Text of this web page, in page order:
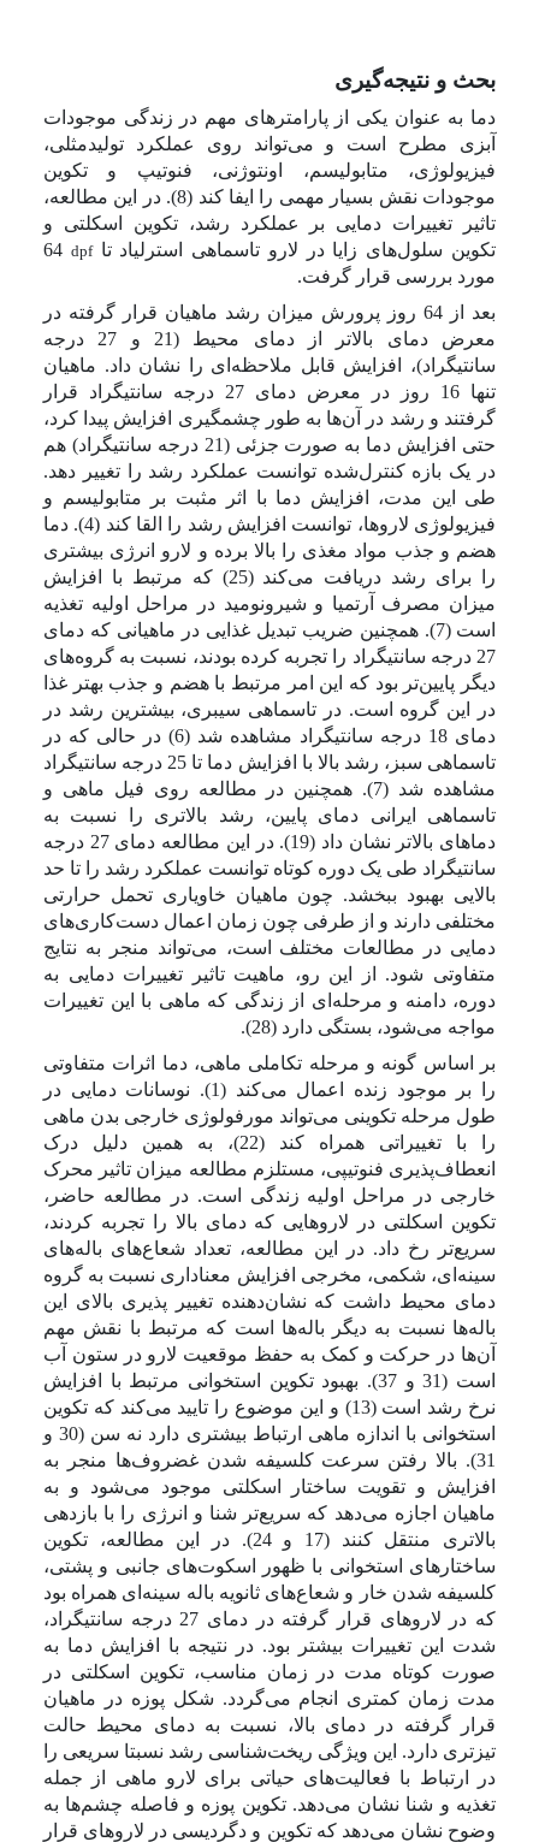
بحث و نتیجه‌گیری
دما به عنوان یکی از پارامترهای مهم در زندگی موجودات
آبزی مطرح است و می‌تواند روی عملکرد تولید‌مثلی،
فیزیولوژی، متابولیسم، اونتوژنی، فنوتیپ و تکوین
موجودات نقش بسیار مهمی را ایفا کند (8). در این مطالعه،
تاثیر تغییرات دمایی بر عملکرد رشد، تکوین اسکلتی و
تکوین سلول‌های زایا در لارو تاسماهی استرلیاد تاdpf
64
مورد بررسی قرار گرفت.
بعد از 64 روز پرورش میزان رشد ماهیان قرار گرفته در
معرض دمای بالاتر از دمای محیط (21 و 27 درجه
سانتیگراد)، افزایش قابل ملاحظه‌ای را نشان داد. ماهیان
تنها 16 روز در معرض دمای 27 درجه سانتیگراد قرار
گرفتند و رشد در آن‌ها به طور چشمگیری افزایش پیدا کرد،
حتی افزایش دما به صورت جزئی (21 درجه سانتیگراد) هم
در یک بازه کنترل‌شده توانست عملکرد رشد را تغییر دهد.
طی این مدت، افزایش دما با اثر مثبت بر متابولیسم و
فیزیولوژی لاروها، توانست افزایش رشد را القا کند (4). دما
هضم و جذب مواد مغذی را بالا برده و لارو انرژی بیشتری
را برای رشد دریافت می‌کند (25) که مرتبط با افزایش
میزان مصرف آرتمیا و شیرونومید در مراحل اولیه تغذیه
است
(7). همچنین ضریب تبدیل غذایی در ماهیانی که دمای
27 درجه سانتیگراد را تجربه کرده بودند، نسبت به گروه‌های
دیگر پایین‌تر بود که این امر مرتبط با هضم و جذب بهتر غذا
در این گروه است. در تاسماهی سیبری، بیشترین رشد در
دمای 18 درجه سانتیگراد مشاهده شد (6) در حالی که در
تاسماهی سبز، رشد بالا با افزایش دما تا 25 درجه سانتیگراد
مشاهده شد (7). همچنین در مطالعه روی فیل ماهی و
تاسماهی ایرانی دمای پایین، رشد بالاتری را نسبت به
دماهای بالاتر نشان داد (19). در این مطالعه دمای 27 درجه
سانتیگراد طی یک دوره کوتاه توانست عملکرد رشد را تا حد
بالایی بهبود ببخشد. چون ماهیان خاویاری تحمل حرارتی
مختلفی دارند و از طرفی چون زمان اعمال دست‌کاری‌های
دمایی در مطالعات مختلف است، می‌تواند منجر به نتایج
متفاوتی شود. از این رو، ماهیت تاثیر تغییرات دمایی به
دوره، دامنه و مرحله‌ای از زندگی که ماهی با این تغییرات
مواجه می‌شود، بستگی دارد (28).
بر اساس گونه و مرحله تکاملی ماهی، دما اثرات متفاوتی
را بر موجود زنده اعمال می‌کند (1). نوسانات دمایی در
طول مرحله تکوینی می‌تواند مورفولوژی خارجی بدن ماهی
را با تغییراتی همراه کند (22)، به همین دلیل درک
انعطاف‌پذیری فنوتیپی، مستلزم مطالعه میزان تاثیر محرک
خارجی در مراحل اولیه زندگی است. در مطالعه حاضر،
تکوین اسکلتی در لاروهایی که دمای بالا را تجربه کردند،
سریع‌تر رخ داد. در این مطالعه، تعداد شعاع‌های باله‌های
سینه‌ای، شکمی، مخرجی افزایش معناداری نسبت به گروه
دمای محیط داشت که نشان‌دهنده تغییر پذیری بالای این
باله‌ها نسبت به دیگر باله‌ها است که مرتبط با نقش مهم
آن‌ها در حرکت و کمک به حفظ موقعیت لارو در ستون آب
است (31 و 37). بهبود تکوین استخوانی مرتبط با افزایش
نرخ رشد است (13) و این موضوع را تایید می‌کند که تکوین
استخوانی با اندازه ماهی ارتباط بیشتری دارد نه سن (30 و
31). بالا رفتن سرعت کلسیفه شدن غضروف‌ها منجر به
افزایش و تقویت ساختار اسکلتی موجود می‌شود و به
ماهیان اجازه می‌دهد که سریع‌تر شنا و انرژی را با بازدهی
بالاتری منتقل کنند (17 و 24). در این مطالعه، تکوین
ساختارهای استخوانی با ظهور اسکوت‌های جانبی و پشتی،
کلسیفه شدن خار و شعاع‌های ثانویه باله سینه‌ای همراه بود
که در لاروهای قرار گرفته در دمای 27 درجه سانتیگراد،
شدت این تغییرات بیشتر بود. در نتیجه با افزایش دما به
صورت کوتاه مدت در زمان مناسب، تکوین اسکلتی در
مدت زمان کمتری انجام می‌گردد. شکل پوزه در ماهیان
قرار گرفته در دمای بالا، نسبت به دمای محیط حالت
تیزتری دارد. این ویژگی ریخت‌شناسی رشد نسبتا سریعی را
در ارتباط با فعالیت‌های حیاتی برای لارو ماهی از جمله
تغذیه و شنا نشان می‌دهد. تکوین پوزه و فاصله چشم‌ها به
وضوح نشان می‌دهد که تکوین و دگردیسی در لاروهای قرار